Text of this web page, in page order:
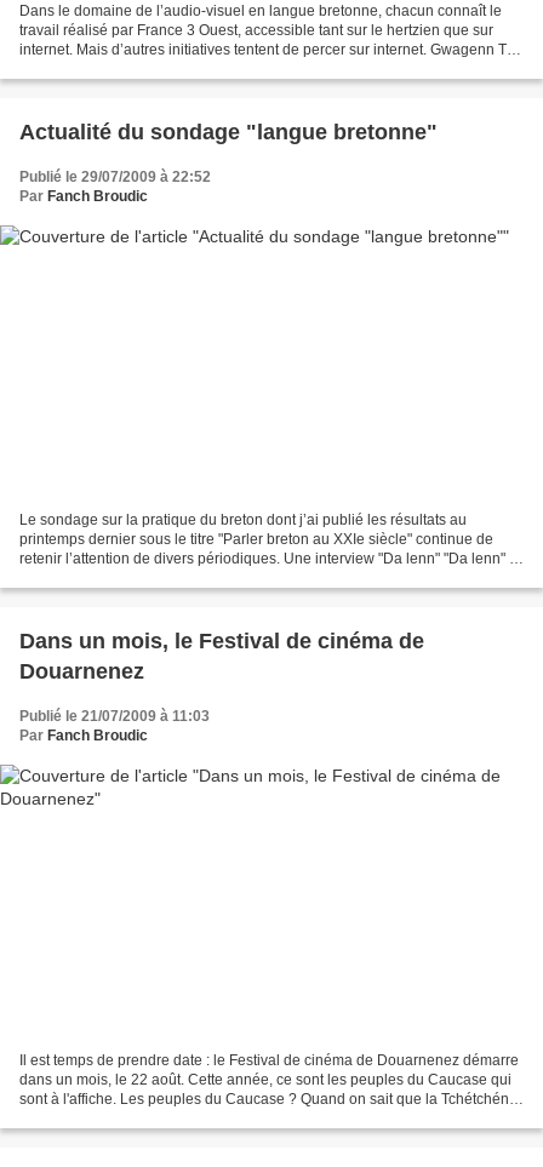
Dans le domaine de l’audio-visuel en langue bretonne, chacun connaît le
travail réalisé par France 3 Ouest, accessible tant sur le hertzien que sur
internet. Mais d’autres initiatives tentent de percer sur internet. Gwagenn TV
Actualité du sondage "langue bretonne"
Publié le 29/07/2009 à 22:52
Par Fanch Broudic
Le sondage sur la pratique du breton dont j’ai publié les résultats au
printemps dernier sous le titre "Parler breton au XXIe siècle" continue de
retenir l’attention de divers périodiques. Une interview "Da lenn" "Da lenn" (=
Dans un mois, le Festival de cinéma de
Douarnenez
Publié le 21/07/2009 à 11:03
Par Fanch Broudic
Il est temps de prendre date : le Festival de cinéma de Douarnenez démarre
dans un mois, le 22 août. Cette année, ce sont les peuples du Caucase qui
sont à l'affiche. Les peuples du Caucase ? Quand on sait que la Tchétchénie